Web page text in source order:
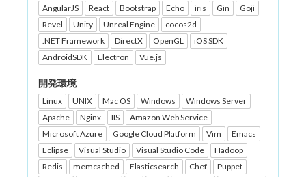
AngularJS
React Bootstrap Echo iris Gin
Goji
Revel
Unity Unreal Engine
cocos2d
.NET Framework
DirectX OpenGL
iOS SDK
AndroidSDK
Electron Vue.js
開発環境
Linux UNIX Mac OS Windows
Windows Server
Apache
Nginx IIS
Amazon Web Service
Microsoft Azure
Google Cloud Platform Vim
Emacs
Eclipse
Visual Studio Visual Studio Code
Hadoop
Redis
memcached Elasticsearch Chef
Puppet